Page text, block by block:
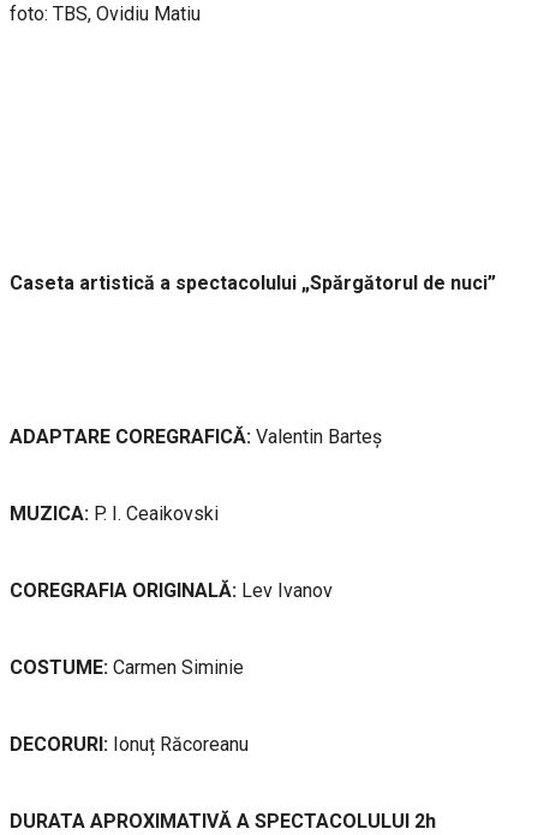
foto: TBS, Ovidiu Matiu
Caseta artistică a spectacolului „Spărgătorul de nuci”
ADAPTARE COREGRAFICĂ: Valentin Barteș
MUZICA: P. I. Ceaikovski
COREGRAFIA ORIGINALĂ: Lev Ivanov
COSTUME: Carmen Siminie
DECORURI: Ionuț Răcoreanu
DURATA APROXIMATIVĂ A SPECTACOLULUI 2h